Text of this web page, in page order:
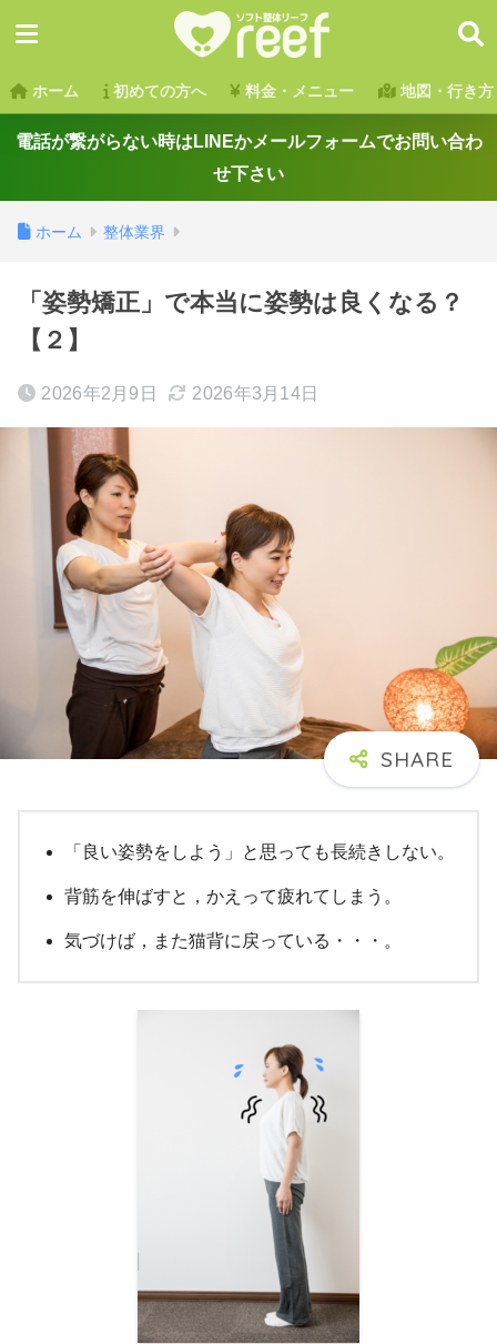
ホーム 初めての方へ 料金・メニュー 地図・行き方
電話が繋がらない時はLINEかメールフォームでお問い合わ
せ下さい
ホーム 整体業界
「姿勢矯正」で本当に姿勢は良くなる？
【２】
2026年2月9日 2026年3月14日
「良い姿勢をしよう」と思っても長続きしない。
背筋を伸ばすと，かえって疲れてしまう。
気づけば，また猫背に戻っている・・・。